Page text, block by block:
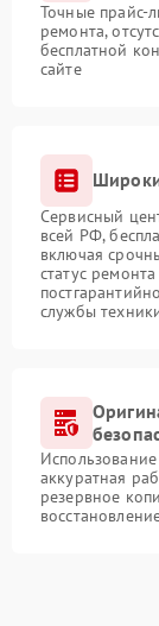
Точные прайс-
ремонта,
бесплатной
сайте
Сервисный
всей РФ,
включая
статус
службы
аккуратная
резервное